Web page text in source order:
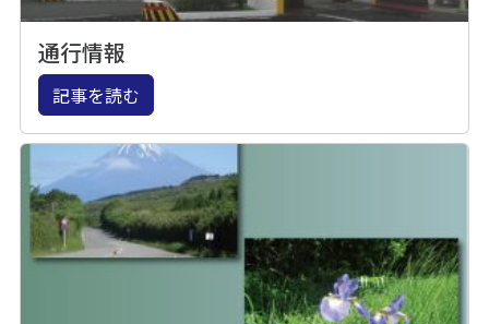
通行情報
記事を読む